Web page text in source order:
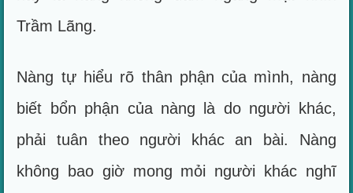
Trầm Lãng.
Nàng tự hiểu rõ thân phận của mình, nàng
biết bổn phận của nàng là do người khác,
phải tuân theo người khác an bài. Nàng
không bao giờ mong mỏi người khác nghĩ